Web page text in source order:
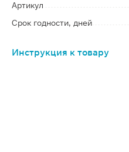
Артикул
Срок годности, дней
Инструкция к товару